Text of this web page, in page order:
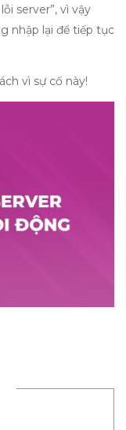
server”, vì vậy
nhập lại để tiếp tục
vì sự cố này!